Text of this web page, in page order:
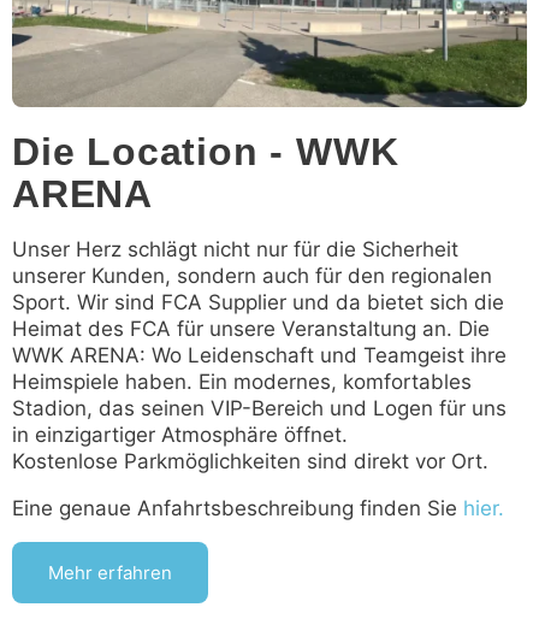
Die Location - WWK
ARENA
Unser Herz schlägt nicht nur für die Sicherheit
unserer Kunden, sondern auch für den regionalen
Sport. Wir sind FCA Supplier und da bietet sich die
Heimat des FCA für unsere Veranstaltung an. Die
WWK ARENA: Wo Leidenschaft und Teamgeist ihre
Heimspiele haben. Ein modernes, komfortables
Stadion, das seinen VIP-Bereich und Logen für uns
in einzigartiger Atmosphäre öffnet.
Kostenlose Parkmöglichkeiten sind direkt vor Ort.
Eine genaue Anfahrtsbeschreibung finden Sie hier.
Mehr erfahren